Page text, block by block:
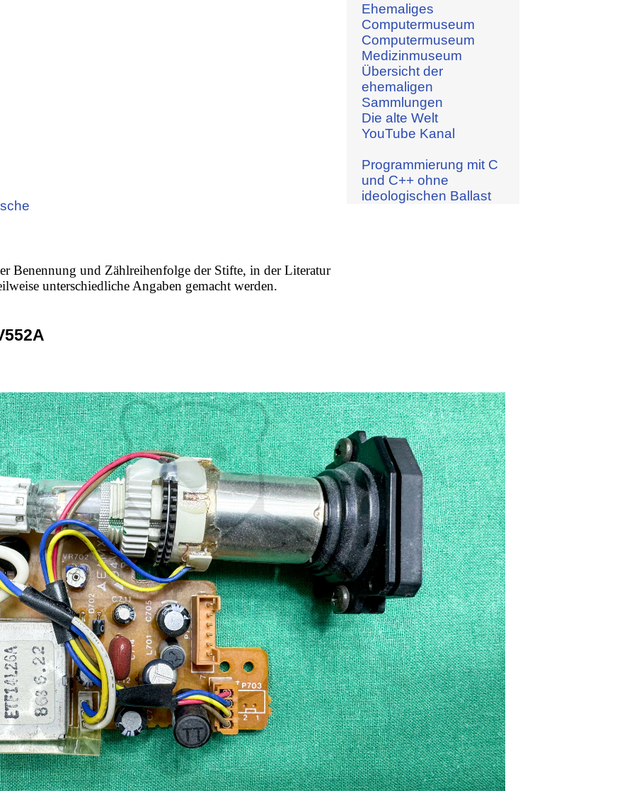
Benennung und Zählreihenfolge der Stifte, in der Literatur
unterschiedliche Angaben gemacht werden.
Ehemaliges
Computermuseum
Computermuseum
Medizinmuseum
Übersicht der
ehemaligen
Sammlungen
Die alte Welt
YouTube Kanal
Programmierung mit C
und C++ ohne
ideologischen Ballast